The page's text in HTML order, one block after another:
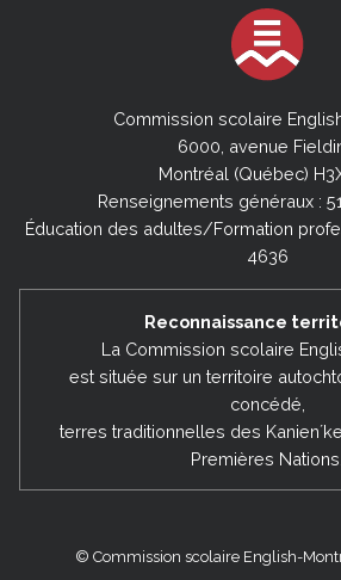
Commission scolaire
6000, avenue
Montréal (Québec)
Renseignements généraux :
Éducation des adultes/Formation
4636
Reconnaissance
La Commission scolaire
est située sur un territoire
concédé,
terres traditionnelles des
Premières Nations.
© Commission scolaire English-